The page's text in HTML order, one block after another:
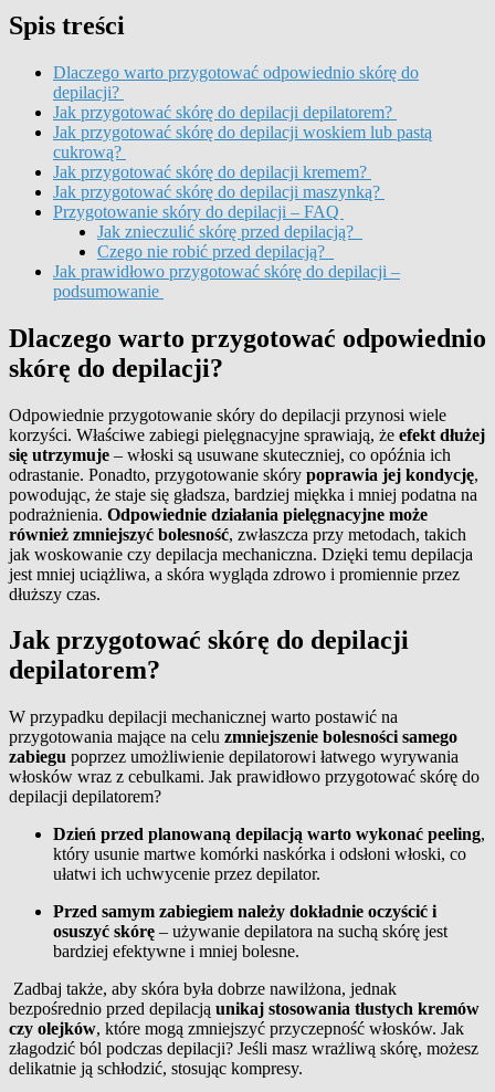
Spis treści
Dlaczego warto przygotować odpowiednio skórę do
depilacji?
Jak przygotować skórę do depilacji depilatorem?
Jak przygotować skórę do depilacji woskiem lub pastą
cukrową?
Jak przygotować skórę do depilacji kremem?
Jak przygotować skórę do depilacji maszynką?
Przygotowanie skóry do depilacji – FAQ
Jak znieczulić skórę przed depilacją?
Czego nie robić przed depilacją?
Jak prawidłowo przygotować skórę do depilacji –
podsumowanie
Dlaczego warto przygotować odpowiednio
skórę do depilacji?
Odpowiednie przygotowanie skóry do depilacji przynosi wiele
korzyści. Właściwe zabiegi pielęgnacyjne sprawiają, że efekt dłużej
się utrzymuje – włoski są usuwane skuteczniej, co opóźnia ich
odrastanie. Ponadto, przygotowanie skóry poprawia jej kondycję,
powodując, że staje się gładsza, bardziej miękka i mniej podatna na
podrażnienia. Odpowiednie działania pielęgnacyjne może
również zmniejszyć bolesność, zwłaszcza przy metodach, takich
jak woskowanie czy depilacja mechaniczna. Dzięki temu depilacja
jest mniej uciążliwa, a skóra wygląda zdrowo i promiennie przez
dłuższy czas.
Jak przygotować skórę do depilacji
depilatorem?
W przypadku depilacji mechanicznej warto postawić na
przygotowania mające na celu zmniejszenie bolesności samego
zabiegu poprzez umożliwienie depilatorowi łatwego wyrywania
włosków wraz z cebulkami. Jak prawidłowo przygotować skórę do
depilacji depilatorem?
Dzień przed planowaną depilacją warto wykonać peeling,
który usunie martwe komórki naskórka i odsłoni włoski, co
ułatwi ich uchwycenie przez depilator.
Przed samym zabiegiem należy dokładnie oczyścić i
osuszyć skórę – używanie depilatora na suchą skórę jest
bardziej efektywne i mniej bolesne.
Zadbaj także, aby skóra była dobrze nawilżona, jednak
bezpośrednio przed depilacją unikaj stosowania tłustych kremów
czy olejków, które mogą zmniejszyć przyczepność włosków. Jak
złagodzić ból podczas depilacji? Jeśli masz wrażliwą skórę, możesz
delikatnie ją schłodzić, stosując kompresy.